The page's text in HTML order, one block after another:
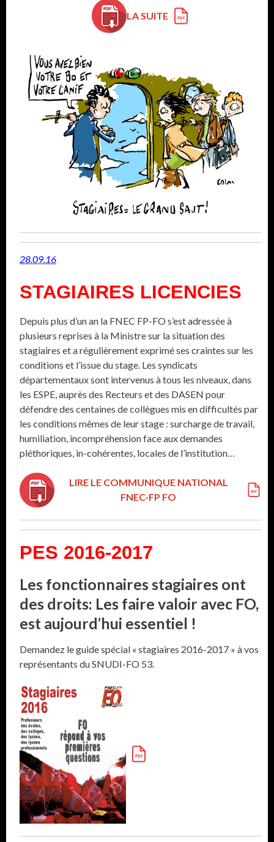
LA SUITE
28.09.16
STAGIAIRES LICENCIES
Depuis plus d’un an la FNEC FP-FO s’est adressée à
plusieurs reprises à la Ministre sur la situation des
stagiaires et a régulièrement exprimé ses craintes sur les
conditions et l’issue du stage. Les syndicats
départementaux sont intervenus à tous les niveaux, dans
les ESPE, auprès des Recteurs et des DASEN pour
défendre des centaines de collègues mis en difficultés par
les conditions mêmes de leur stage : surcharge de travail,
humiliation, incompréhension face aux demandes
pléthoriques, in-cohérentes, locales de l’institution…
LIRE LE COMMUNIQUE NATIONAL
FNEC-FP FO
PES 2016-2017
Les fonctionnaires stagiaires ont
des droits: Les faire valoir avec FO,
est aujourd’hui essentiel !
Demandez le guide spécial « stagiaires 2016-2017 » à vos
représentants du SNUDI-FO 53.